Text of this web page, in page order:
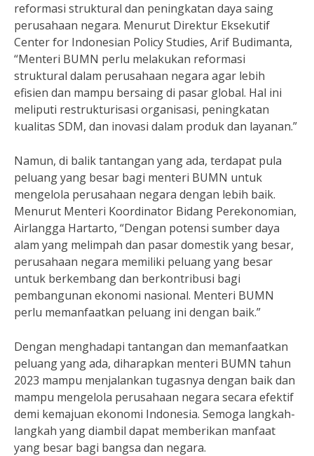
reformasi struktural dan peningkatan daya saing
perusahaan negara. Menurut Direktur Eksekutif
Center for Indonesian Policy Studies, Arif Budimanta,
“Menteri BUMN perlu melakukan reformasi
struktural dalam perusahaan negara agar lebih
efisien dan mampu bersaing di pasar global. Hal ini
meliputi restrukturisasi organisasi, peningkatan
kualitas SDM, dan inovasi dalam produk dan layanan.”
Namun, di balik tantangan yang ada, terdapat pula
peluang yang besar bagi menteri BUMN untuk
mengelola perusahaan negara dengan lebih baik.
Menurut Menteri Koordinator Bidang Perekonomian,
Airlangga Hartarto, “Dengan potensi sumber daya
alam yang melimpah dan pasar domestik yang besar,
perusahaan negara memiliki peluang yang besar
untuk berkembang dan berkontribusi bagi
pembangunan ekonomi nasional. Menteri BUMN
perlu memanfaatkan peluang ini dengan baik.”
Dengan menghadapi tantangan dan memanfaatkan
peluang yang ada, diharapkan menteri BUMN tahun
2023 mampu menjalankan tugasnya dengan baik dan
mampu mengelola perusahaan negara secara efektif
demi kemajuan ekonomi Indonesia. Semoga langkah-
langkah yang diambil dapat memberikan manfaat
yang besar bagi bangsa dan negara.